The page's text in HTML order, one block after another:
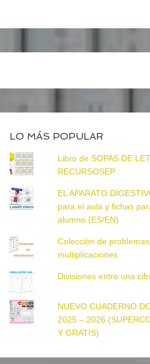
LO MÁS POPULAR
Libro de SOPAS DE
RECURSOSEP
EL APARATO
para el aula y fichas
alumno (ES/EN)
Colección de
multiplicaciones
Divisiones entre una
NUEVO CUADERNO
2025 – 2026
Y GRATIS)